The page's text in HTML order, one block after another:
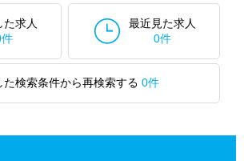
た求人
最近見た求人
0件
た検索条件から再検索する 0件